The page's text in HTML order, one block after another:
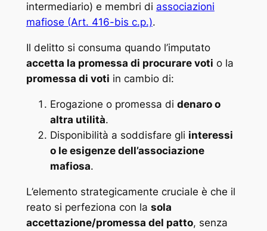
intermediario) e membri di associazioni
mafiose (Art. 416-bis c.p.).
Il delitto si consuma quando l’imputato
accetta la promessa di procurare voti o la
promessa di voti in cambio di:
Erogazione o promessa di denaro o
altra utilità.
Disponibilità a soddisfare gli interessi
o le esigenze dell’associazione
mafiosa.
L’elemento strategicamente cruciale è che il
reato si perfeziona con la sola
accettazione/promessa del patto, senza